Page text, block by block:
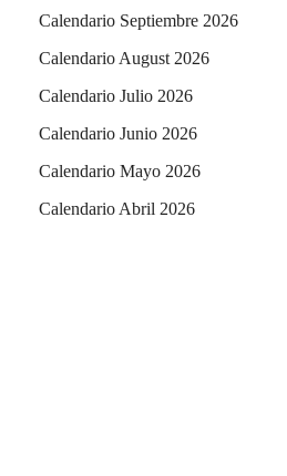
Calendario Septiembre 2026
Calendario August 2026
Calendario Julio 2026
Calendario Junio 2026
Calendario Mayo 2026
Calendario Abril 2026